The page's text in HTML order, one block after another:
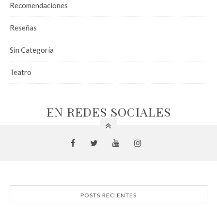
Recomendaciones
Reseñas
Sin Categoría
Teatro
EN REDES SOCIALES
POSTS RECIENTES